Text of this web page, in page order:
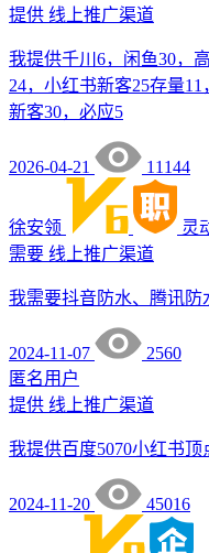
提供 线上推广渠道
我提供千川6，闲鱼30，
24，小红书新客25存量
新客30，必应5
2026-04-21 11144
徐安领 灵
需要 线上推广渠道
我需要抖音防水、腾讯防
2024-11-07
2560
匿名用户
提供 线上推广渠道
我提供百度5070小红书顶
2024-11-20 45016